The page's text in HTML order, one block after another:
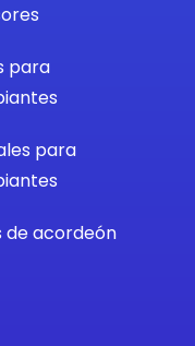
para
para
de acordeón